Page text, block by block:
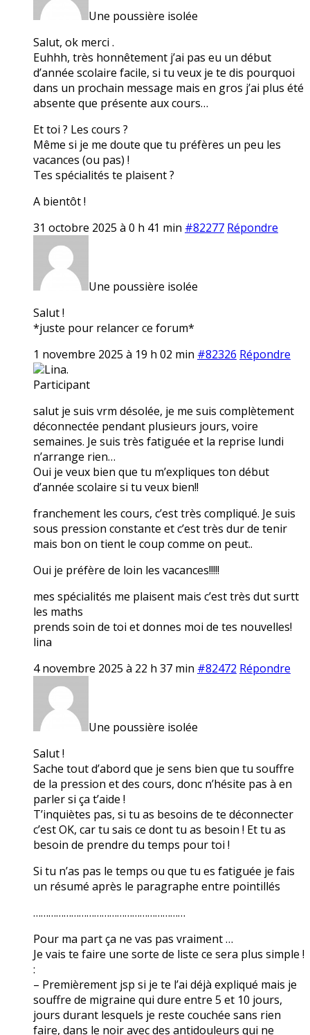
Une poussière isolée
Salut, ok merci .
Euhhh, très honnêtement j’ai pas eu un début
d’année scolaire facile, si tu veux je te dis pourquoi
dans un prochain message mais en gros j’ai plus été
absente que présente aux cours…
Et toi ? Les cours ?
Même si je me doute que tu préfères un peu les
vacances (ou pas) !
Tes spécialités te plaisent ?
A bientôt !
31 octobre 2025 à 0 h 41 min #82277 Répondre
Une poussière isolée
Salut !
*juste pour relancer ce forum*
1 novembre 2025 à 19 h 02 min #82326 Répondre
Lina.
Participant
salut je suis vrm désolée, je me suis complètement
déconnectée pendant plusieurs jours, voire
semaines. Je suis très fatiguée et la reprise lundi
n’arrange rien…
Oui je veux bien que tu m’expliques ton début
d’année scolaire si tu veux bien!!
franchement les cours, c’est très compliqué. Je suis
sous pression constante et c’est très dur de tenir
mais bon on tient le coup comme on peut..
Oui je préfère de loin les vacances!!!!!
mes spécialités me plaisent mais c’est très dut surtt
les maths
prends soin de toi et donnes moi de tes nouvelles!
lina
4 novembre 2025 à 22 h 37 min #82472 Répondre
Une poussière isolée
Salut !
Sache tout d’abord que je sens bien que tu souffre
de la pression et des cours, donc n’hésite pas à en
parler si ça t’aide !
T’inquiètes pas, si tu as besoins de te déconnecter
c’est OK, car tu sais ce dont tu as besoin ! Et tu as
besoin de prendre du temps pour toi !
Si tu n’as pas le temps ou que tu es fatiguée je fais
un résumé après le paragraphe entre pointillés
……………………………………………………
Pour ma part ça ne vas pas vraiment …
Je vais te faire une sorte de liste ce sera plus simple !
:
– Premièrement jsp si je te l’ai déjà expliqué mais je
souffre de migraine qui dure entre 5 et 10 jours,
jours durant lesquels je reste couchée sans rien
faire, dans le noir avec des antidouleurs qui ne